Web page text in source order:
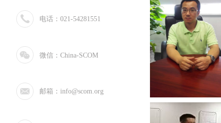
电话：021-54281551
微信：China-SCOM
邮箱：info@scom.org